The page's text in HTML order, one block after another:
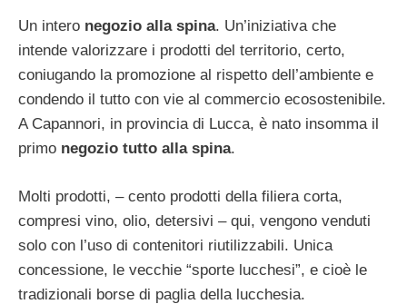
Un intero negozio alla spina. Un’iniziativa che
intende valorizzare i prodotti del territorio, certo,
coniugando la promozione al rispetto dell’ambiente e
condendo il tutto con vie al commercio ecosostenibile.
A Capannori, in provincia di Lucca, è nato insomma il
primo negozio tutto alla spina.
Molti prodotti, – cento prodotti della filiera corta,
compresi vino, olio, detersivi – qui, vengono venduti
solo con l’uso di contenitori riutilizzabili. Unica
concessione, le vecchie “sporte lucchesi”, e cioè le
tradizionali borse di paglia della lucchesia.